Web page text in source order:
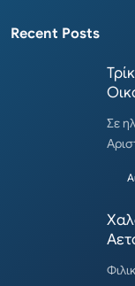
Recent Posts
Σε